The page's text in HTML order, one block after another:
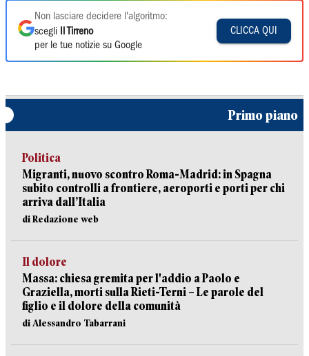
Non lasciare decidere l'algoritmo:
scegli
Il Tirreno
per le tue notizie su Google
CLICCA QUI
Primo piano
Politica
Migranti, nuovo scontro Roma-Madrid: in Spagna
subito controlli a frontiere, aeroporti e porti per chi
arriva dall’Italia
di Redazione web
Il dolore
Massa: chiesa gremita per l'addio a Paolo e
Graziella, morti sulla Rieti-Terni – Le parole del
figlio e il dolore della comunità
di Alessandro Tabarrani